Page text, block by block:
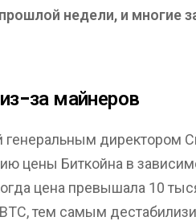
недели, и многие
за майнеров
генеральным директором
цены Биткойна в
цена превышала 10
тем самым